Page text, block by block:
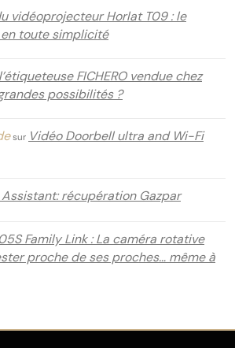
vidéoprojecteur Horlat T09 : le
toute simplicité
FICHERO vendue chez
possibilités ?
sur Vidéo Doorbell ultra and Wi-Fi
récupération Gazpar
Family Link : La caméra rotative
proche de ses proches… même à